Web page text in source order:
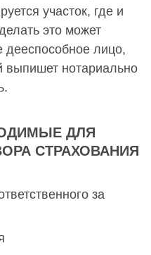
участок, где и
это может
лицо,
выпишет нотариально
ДЛЯ
СТРАХОВАНИЯ
за